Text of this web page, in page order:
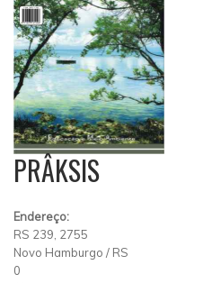
PRÂKSIS
Endereço:
RS 239, 2755
Novo Hamburgo / RS
0